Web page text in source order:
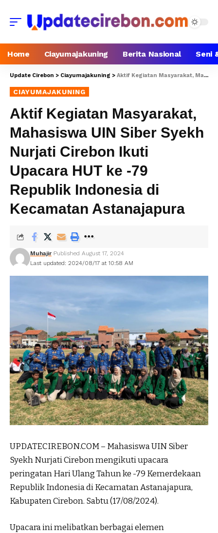
Home Ciayumajakuning Berita Nasional Seni
Update Cirebon > Ciayumajakuning > Aktif Kegiatan Masyarakat, Mahasiswa UIN Siber Syekh Nurjati Cirebon Ikuti Upacara HUT ke -79 Republik Indonesia di Kecamatan Astanajapura
CIAYUMAJAKUNING
Aktif Kegiatan Masyarakat,
Mahasiswa UIN Siber Syekh
Nurjati Cirebon Ikuti
Upacara HUT ke -79
Republik Indonesia di
Kecamatan Astanajapura
Last updated: 2024/08/17 at 10:58 AM
Muhajir Published August 17, 2024
UPDATECIREBON.COM – Mahasiswa UIN Siber
Syekh Nurjati Cirebon mengikuti upacara
peringatan Hari Ulang Tahun ke -79 Kemerdekaan
Republik Indonesia di Kecamatan Astanajapura,
Kabupaten Cirebon. Sabtu (17/08/2024).
Upacara ini melibatkan berbagai elemen